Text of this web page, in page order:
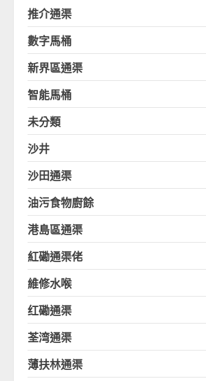
推介通渠
數字馬桶
新界區通渠
智能馬桶
未分類
沙井
沙田通渠
油污食物廚餘
港島區通渠
紅磡通渠佬
維修水喉
红磡通渠
荃湾通渠
薄扶林通渠